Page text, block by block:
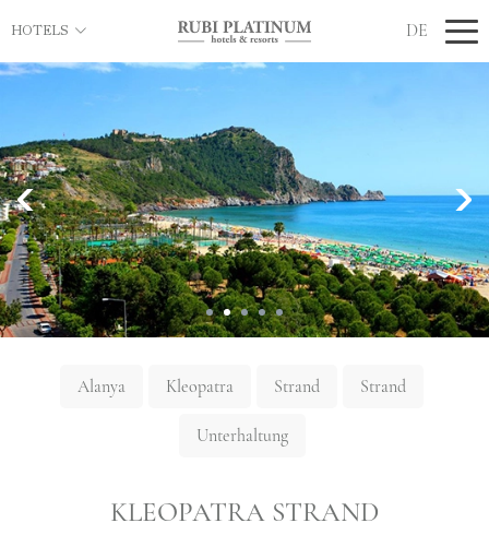
HOTELS DE
Alanya Kleopatra Strand Strand
Unterhaltung
KLEOPATRA STRAND